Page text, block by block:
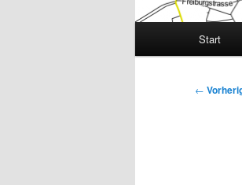
Start
←